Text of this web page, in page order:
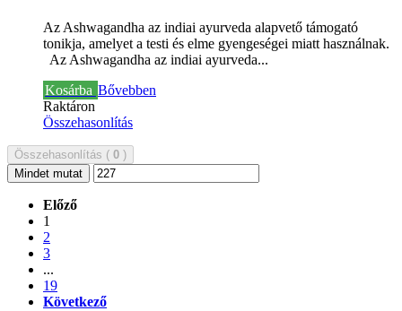
Az Ashwagandha az indiai ayurveda alapvető támogató
tonikja, amelyet a testi és elme gyengeségei miatt használnak.
Az Ashwagandha az indiai ayurveda...
Kosárba Bővebben
Raktáron
Összehasonlítás
Összehasonlítás ( 0 )
Mindet mutat
Előző
1
2
3
...
19
Következő